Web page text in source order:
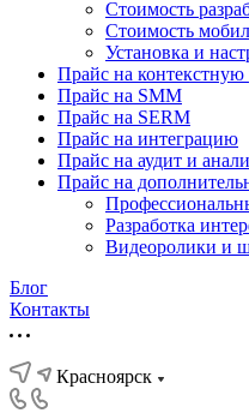
Стоимость
Стоимость
Установка и
Прайс на контекстную
Прайс на SMM
Прайс на SERM
Прайс на интеграцию
Прайс на аудит и
Прайс на
Разработка
Видеоролики и
Блог
Контакты
Красноярск